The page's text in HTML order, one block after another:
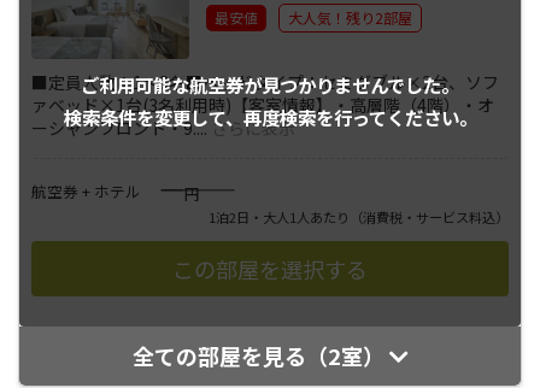
ご利用可能な航空券が見つかりませんでした。
検索条件を変更して、再度検索を行ってください。
最安値 大人気！残り2部屋
■定員人数：1～3名■ベッドタイプ：セミダブル×2台、ソフ
ァベッド×1台(3名利用時)【客室情報】・高層階（4階）・オ
ーシャンフロント・9.... さらに表示
航空券 + ホテル ――――円
1泊2日・大人1人あたり （消費税・サービス料込）
全ての部屋を見る（2室）